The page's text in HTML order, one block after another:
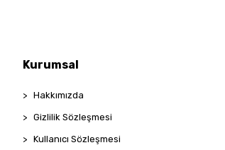
Kurumsal
Hakkımızda
Gizlilik Sözleşmesi
Kullanıcı Sözleşmesi